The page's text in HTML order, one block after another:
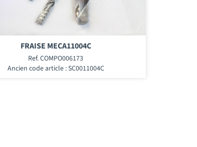
FRAISE MECA11004C
Ref. COMPO006173
Ancien code article : SC0011004C